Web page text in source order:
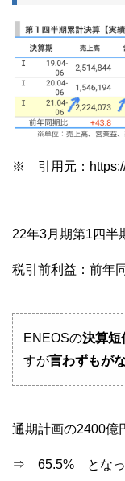
※ 引用元：https://
22年3月期第1四半
税引前利益：前年
ENEOSの決算短
すが言わずもが
通期計画の2400億
⇒ 65.5% となっ